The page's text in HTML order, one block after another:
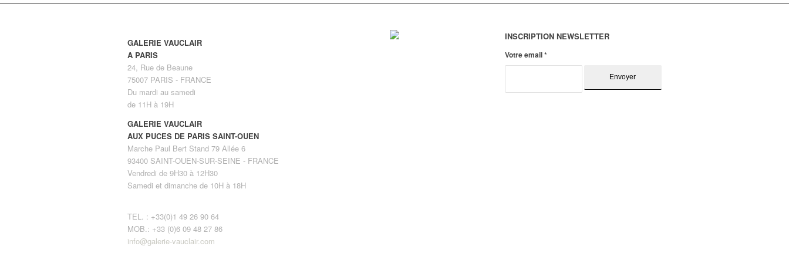
GALERIE VAUCLAIR
A PARIS
24, Rue de Beaune
75007 PARIS - FRANCE
Du mardi au samedi
de 11H à 19H
GALERIE VAUCLAIR
AUX PUCES DE PARIS SAINT-OUEN
Marche Paul Bert Stand 79 Allée 6
93400 SAINT-OUEN-SUR-SEINE - FRANCE
Vendredi de 9H30 à 12H30
Samedi et dimanche de 10H à 18H
TEL. : +33(0)1 49 26 90 64
MOB.: +33 (0)6 09 48 27 86
info@galerie-vauclair.com
INSCRIPTION NEWSLETTER
Votre email*